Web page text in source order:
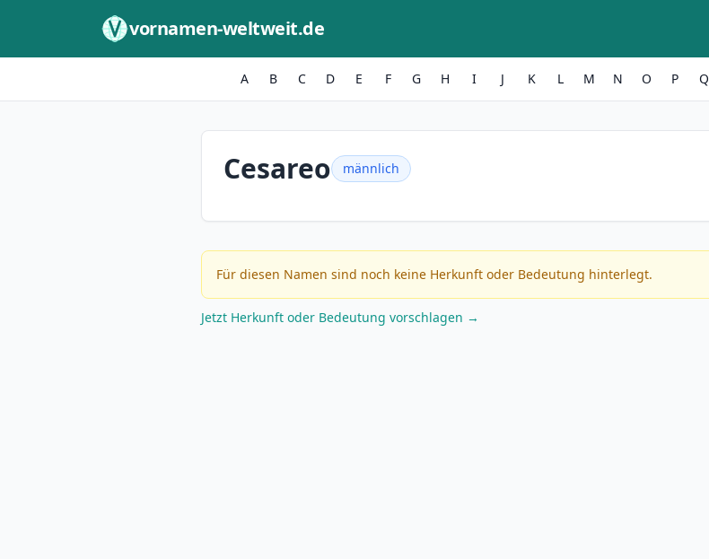
vornamen-weltweit.de
A B C D E F G H I J K L M N O P Q
Cesareo männlich
Für diesen Namen sind noch keine Herkunft oder Bedeutung hinterlegt.
Jetzt Herkunft oder Bedeutung vorschlagen →